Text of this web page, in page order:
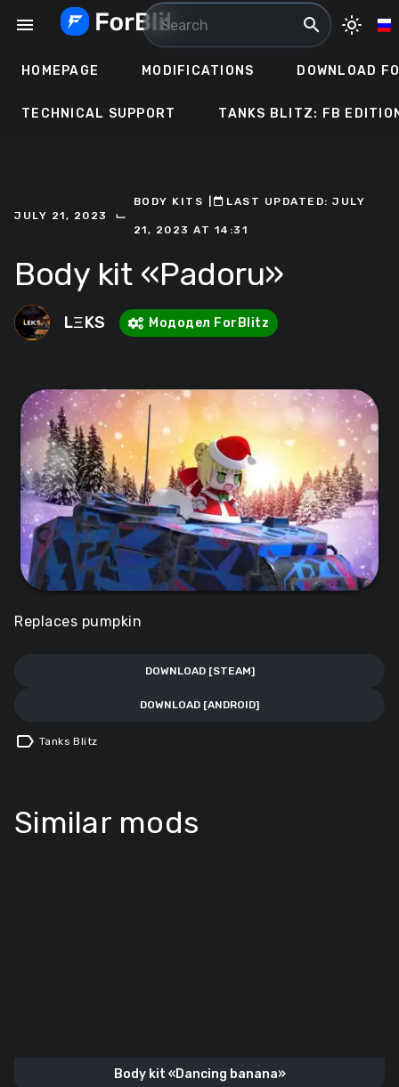
menu search light_mode
HOMEPAGE MODIFICATIONS DOWNLOAD
TECHNICAL SUPPORT TANKS BLITZ: FB
JULY 21, 2023 ⌙
BODY KITS ㅤLAST UPDATED: JULY
21, 2023 AT 14:31
Body kit «Padoru»
LΞKS Мододел ForBlitz
Replaces pumpkin
DOWNLOAD [STEAM]
DOWNLOAD [ANDROID]
label Tanks Blitz
Similar mods
Body kit «Dancing banana»